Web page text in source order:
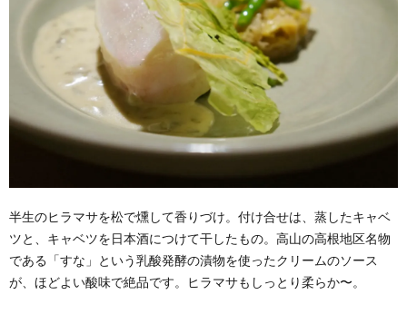
半生のヒラマサを松で燻して香りづけ。付け合せは、蒸したキャベ
ツと、キャベツを日本酒につけて干したもの。高山の高根地区名物
である「すな」という乳酸発酵の漬物を使ったクリームのソース
が、ほどよい酸味で絶品です。ヒラマサもしっとり柔らか〜。